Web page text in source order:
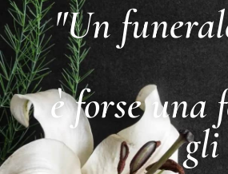
"Un
è forse una
gli